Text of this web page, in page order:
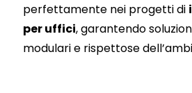
perfettamente nei progetti di
per uffici, garantendo
modulari e rispettose